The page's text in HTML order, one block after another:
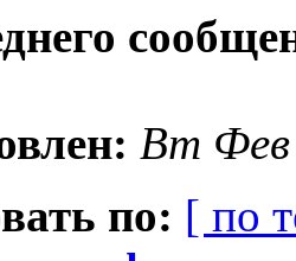
Вт Фев
по: [ по